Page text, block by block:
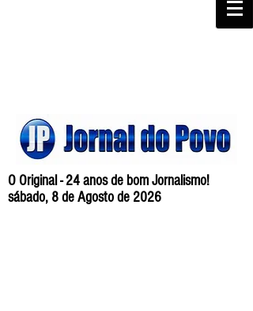
O Original - 24 anos de bom Jornalismo!
sábado, 8 de Agosto de 2026